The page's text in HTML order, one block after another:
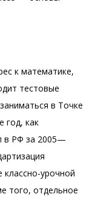
к математике,
тестовые
в Точке
год, как
в РФ за 2005—
классно-урочной
того, отдельное